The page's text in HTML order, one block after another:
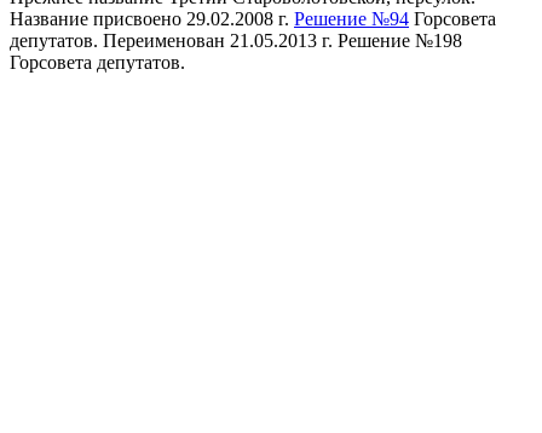
Название присвоено 29.02.2008 г. Решение №94 Горсовета
депутатов. Переименован 21.05.2013 г. Решение №198
Горсовета депутатов.